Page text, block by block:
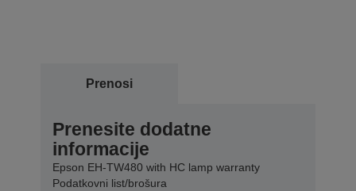
Prenosi
Prenesite dodatne
informacije
Epson EH-TW480 with HC lamp warranty
Podatkovni list/brošura